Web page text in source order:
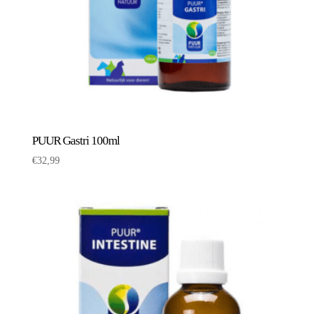
PUUR Gastri 100ml
€32,99